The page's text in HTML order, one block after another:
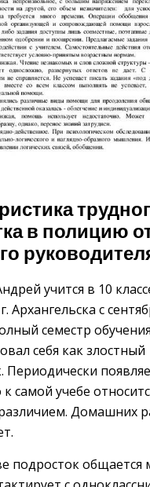
в полицию
учится в 10
с
семестр обучения
себя как злостный
Периодически
к самой учебе
Домашних
подросток общается